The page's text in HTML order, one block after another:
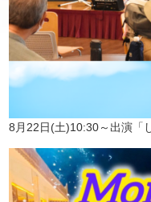
8月22日(土)10:30～出演「